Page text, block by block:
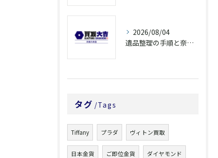
2026/08/04
遺品整理の手順と奈良県橿原市で無駄なく片付ける方法とごみ処分ポイント
タグ Tags
Tiffany プラダ ヴィトン買取
日本金貨 ご即位金貨 ダイヤモンド